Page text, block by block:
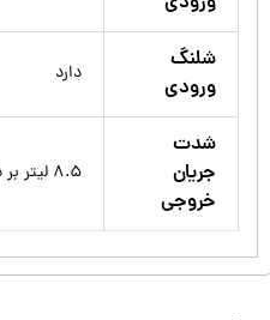
شلنگ
ورودی
دارد
شدت
جریان
خروجی
۸.۵ لیتر بر دقیقه